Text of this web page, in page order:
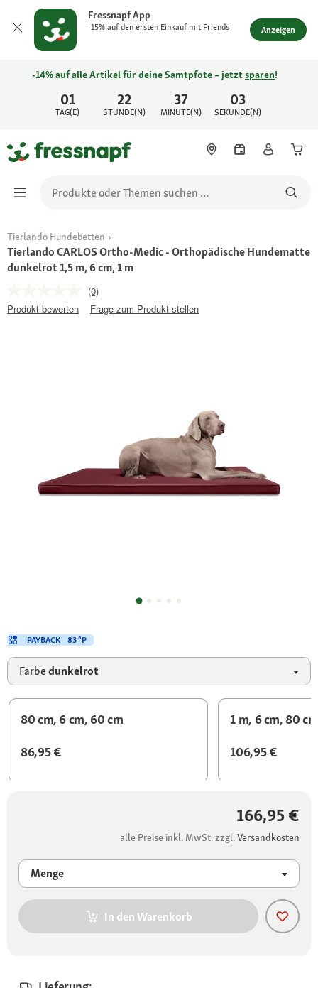
Fressnapf App
-15% auf den ersten Einkauf mit Friends Anzeigen
01
TAG(E)
22
STUNDE(N)
37
MINUTE(N)
03
SEKUNDE(N)
-14% auf alle Artikel für deine Samtpfote – jetztsparen!
Tierlando Hundebetten
Tierlando CARLOS Ortho-Medic - Orthopädische Hundematte
dunkelrot 1,5 m, 6 cm, 1 m
(0)
Produkt bewerten
Frage zum Produkt stellen
Farbedunkelrot
80 cm, 6 cm, 60 cm
86,95 €
1 m, 6 cm, 80 cm
106,95 €
166,95 €
alle Preise inkl. MwSt. zzgl.Versandkosten
Menge
In den Warenkorb
PAYBACK 83 °P